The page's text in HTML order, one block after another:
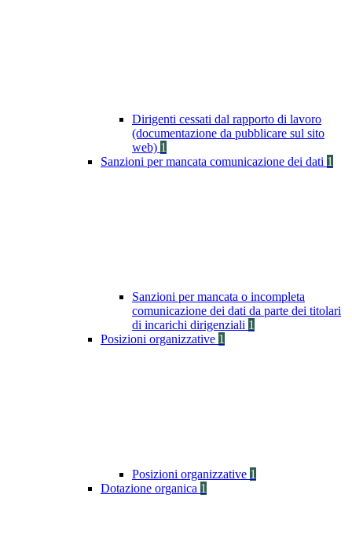
Dirigenti cessati dal rapporto di lavoro
(documentazione da pubblicare sul sito
web) 1
Sanzioni per mancata comunicazione dei dati 1
Sanzioni per mancata o incompleta
comunicazione dei dati da parte dei titolari
di incarichi dirigenziali 1
Posizioni organizzative 1
Posizioni organizzative 1
Dotazione organica 1